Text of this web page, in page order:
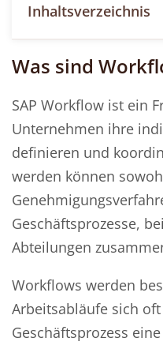
Inhaltsverzeichnis
Was sind
SAP Workflow ist ein
Unternehmen ihre
definieren und
werden können
Geschäftsprozesse,
Abteilungen
Workflows werden
Arbeitsabläufe sich
Geschäftsprozess